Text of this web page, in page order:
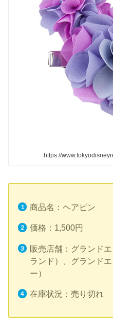
https://
商品名：ヘアピン
価格：1,500円
販売店舗：グランド
ランド）、グランド
ー）
在庫状況：売り切れ